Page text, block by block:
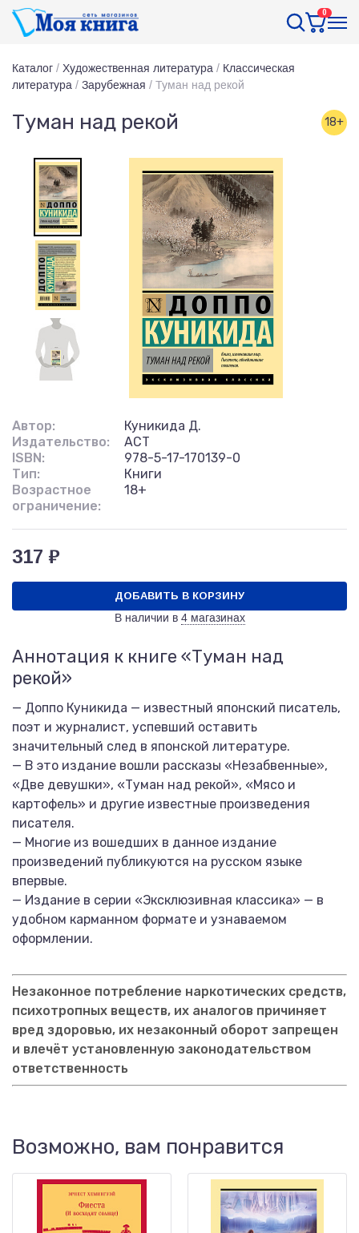
0
Каталог / Художественная литература / Классическая
литература / Зарубежная / Туман над рекой
Туман над рекой 18+
Автор:
Куникида Д.
Издательство:
АСТ
ISBN:
978-5-17-170139-0
Тип:
Книги
Возрастное
ограничение:
18+
317 ₽
ДОБАВИТЬ В КОРЗИНУ
В наличии в 4 магазинах
Аннотация к книге «Туман над
рекой»
— Доппо Куникида — известный японский писатель,
поэт и журналист, успевший оставить
значительный след в японской литературе.
— В это издание вошли рассказы «Незабвенные»,
«Две девушки», «Туман над рекой», «Мясо и
картофель» и другие известные произведения
писателя.
— Многие из вошедших в данное издание
произведений публикуются на русском языке
впервые.
— Издание в серии «Эксклюзивная классика» — в
удобном карманном формате и узнаваемом
оформлении.
Незаконное потребление наркотических средств,
психотропных веществ, их аналогов причиняет
вред здоровью, их незаконный оборот запрещен
и влечёт установленную законодательством
ответственность
Возможно, вам понравится